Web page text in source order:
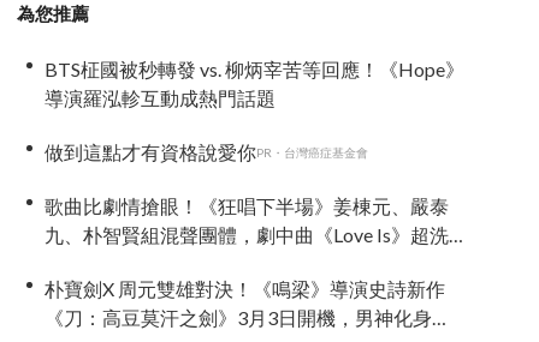
為您推薦
BTS柾國被秒轉發 vs. 柳炳宰苦等回應！《Hope》
導演羅泓軫互動成熱門話題
做到這點才有資格說愛你PR・台灣癌症基金會
歌曲比劇情搶眼！《狂唱下半場》姜棟元、嚴泰
九、朴智賢組混聲團體，劇中曲《Love Is》超洗
朴寶劍X 周元雙雄對決！《鳴梁》導演史詩新作
《刀：高豆莫汗之劍》3月3日開機，男神化身